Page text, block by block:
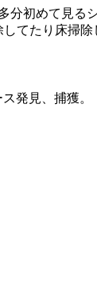
分初めて見る
てたり床掃除
発見、捕獲。